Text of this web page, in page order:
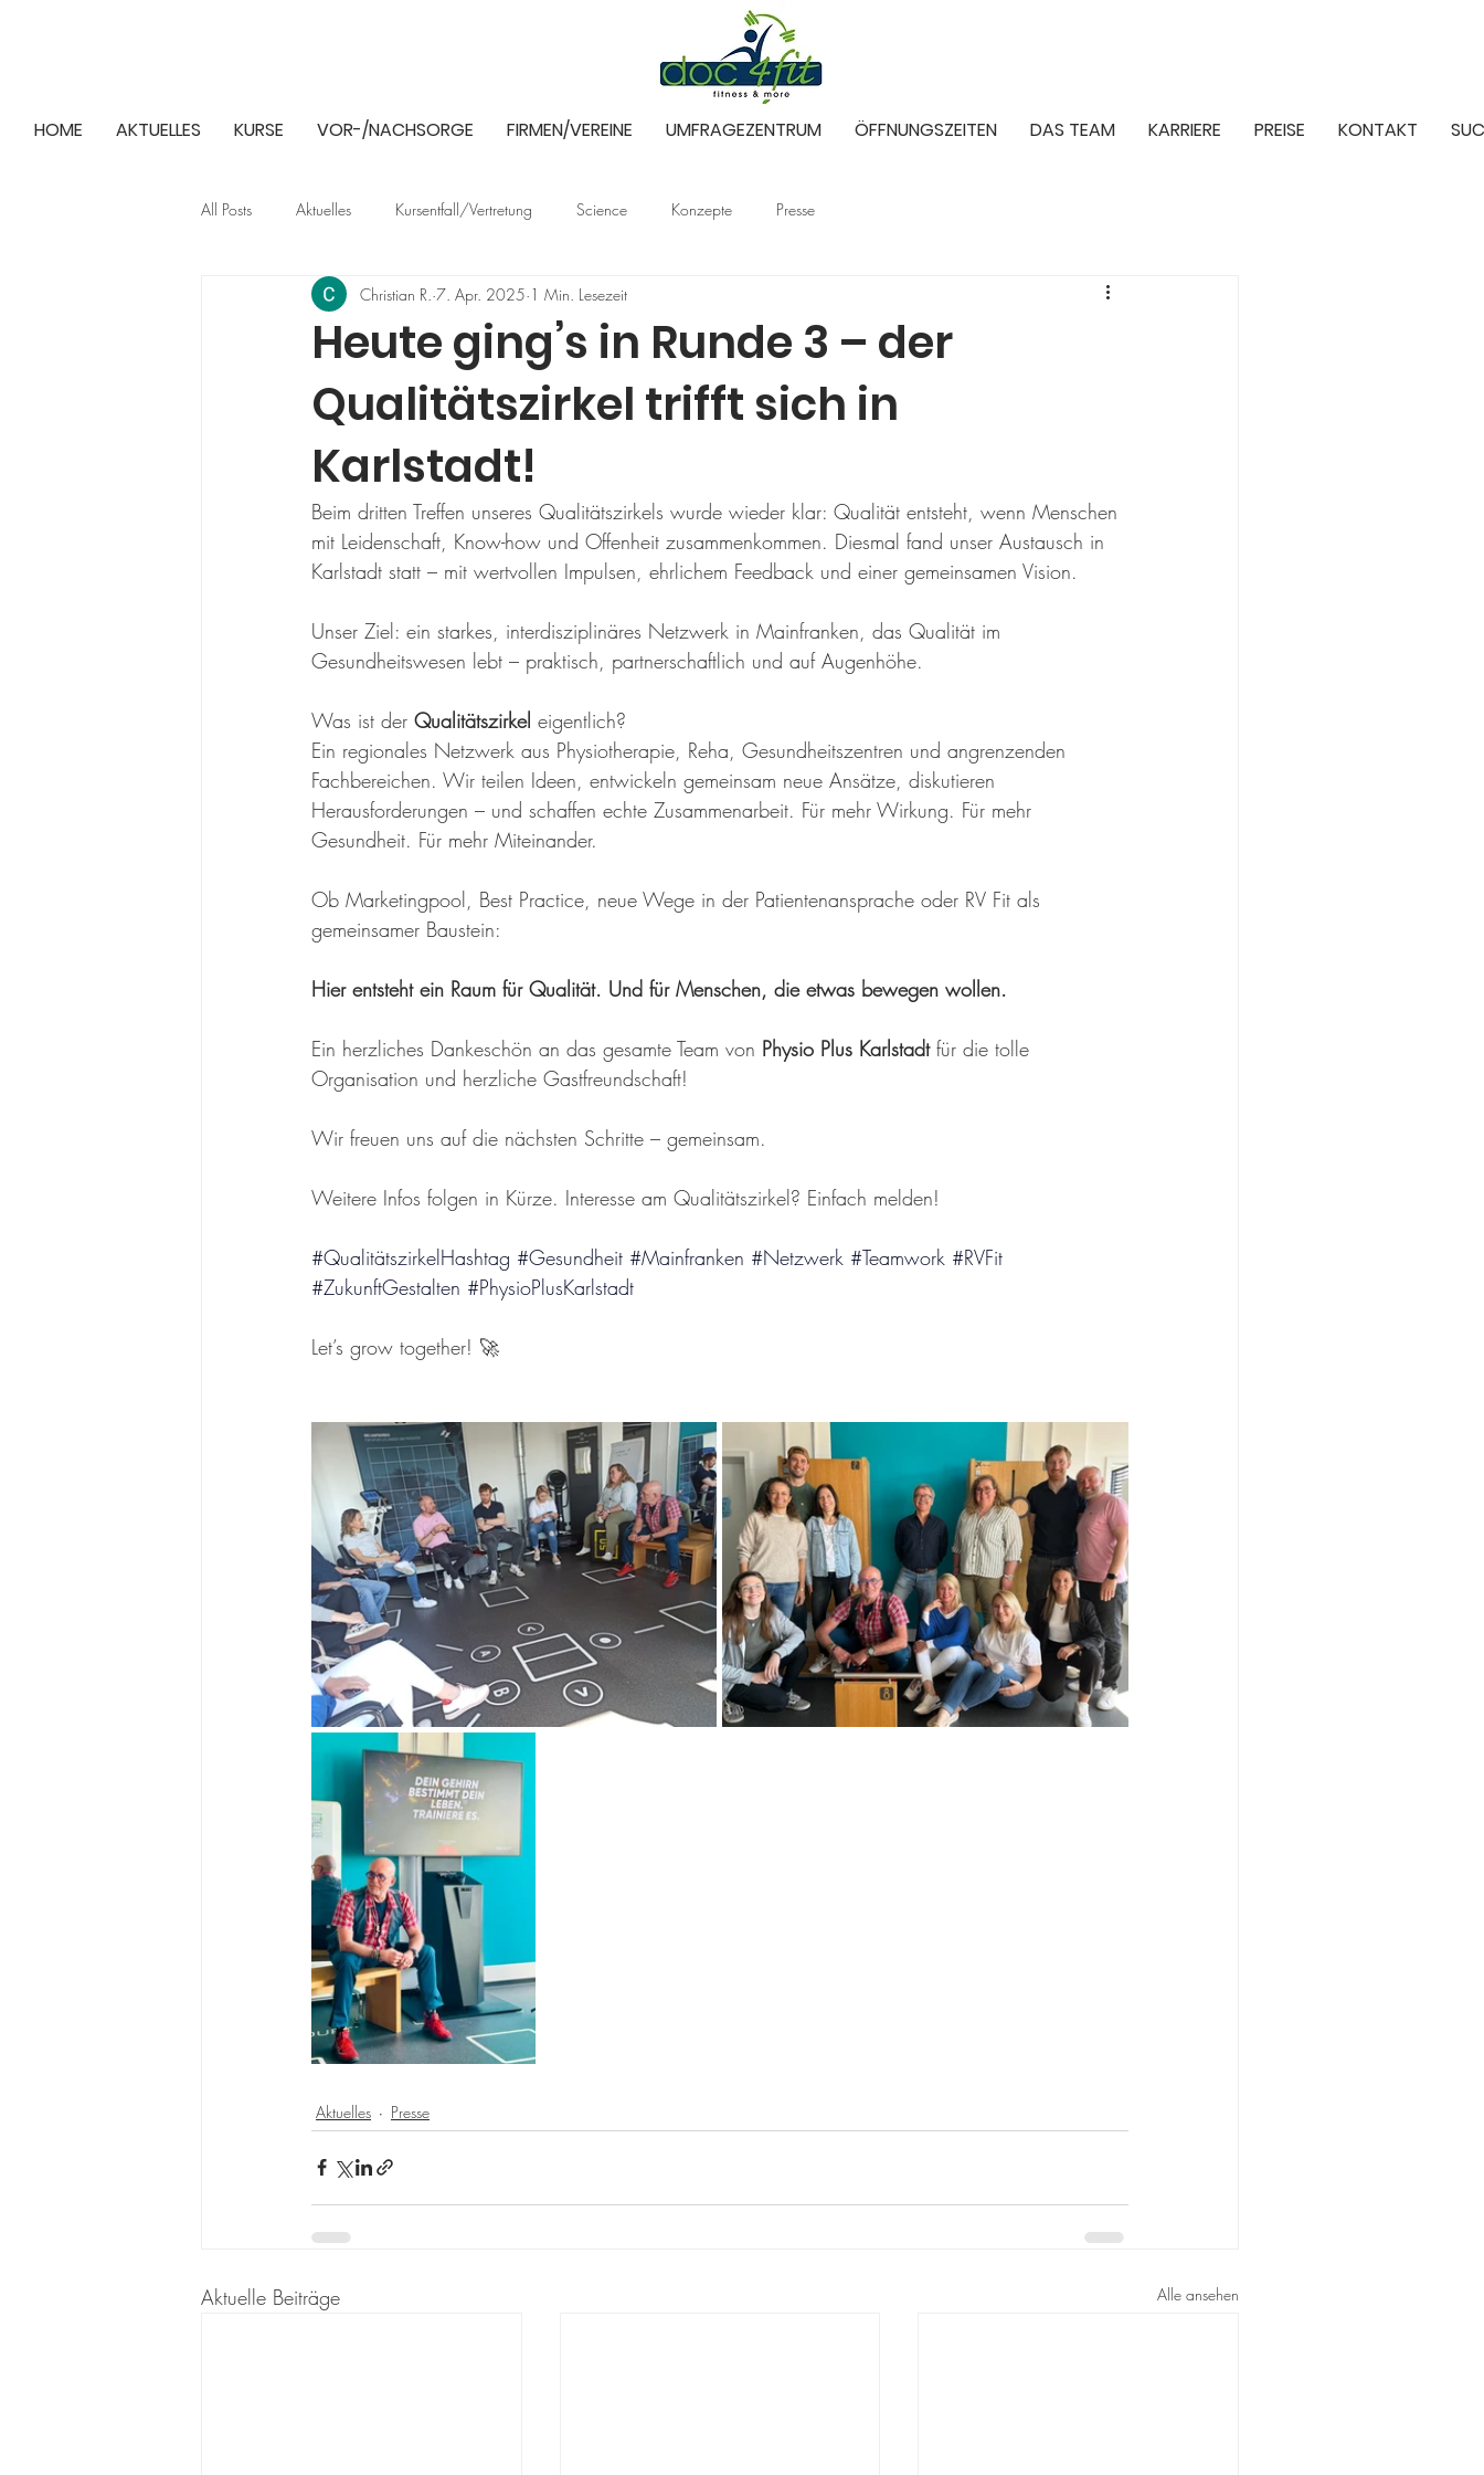
HOME AKTUELLES KURSE VOR-/NACHSORGE FIRMEN/VEREINE UMFRAGEZENTRUM ÖFFNUNGSZEITEN DAS TEAM KARRIERE PREISE KONTAKT
All Posts Aktuelles Kursentfall/Vertretung Science Konzepte Presse
Heute ging’s in Runde 3 – der
Qualitätszirkel trifft sich in
Karlstadt!
Christian R. 7. Apr. 2025 1 Min. Lesezeit
Beim dritten Treffen unseres Qualitätszirkels wurde wieder klar: Qualität entsteht, wenn Menschen
mit Leidenschaft, Know-how und Offenheit zusammenkommen. Diesmal fand unser Austausch in
Karlstadt statt – mit wertvollen Impulsen, ehrlichem Feedback und einer gemeinsamen Vision.
Unser Ziel: ein starkes, interdisziplinäres Netzwerk in Mainfranken, das Qualität im
Gesundheitswesen lebt – praktisch, partnerschaftlich und auf Augenhöhe.
Was ist der Qualitätszirkel eigentlich?
Ein regionales Netzwerk aus Physiotherapie, Reha, Gesundheitszentren und angrenzenden
Fachbereichen. Wir teilen Ideen, entwickeln gemeinsam neue Ansätze, diskutieren
Herausforderungen – und schaffen echte Zusammenarbeit. Für mehr Wirkung. Für mehr
Gesundheit. Für mehr Miteinander.
Ob Marketingpool, Best Practice, neue Wege in der Patientenansprache oder RV Fit als
gemeinsamer Baustein:
Hier entsteht ein Raum für Qualität. Und für Menschen, die etwas bewegen wollen.
Ein herzliches Dankeschön an das gesamte Team von Physio Plus Karlstadt für die tolle
Organisation und herzliche Gastfreundschaft!
Wir freuen uns auf die nächsten Schritte – gemeinsam.
Weitere Infos folgen in Kürze. Interesse am Qualitätszirkel? Einfach melden!
#QualitätszirkelHashtag #Gesundheit #Mainfranken #Netzwerk #Teamwork #RVFit
#ZukunftGestalten #PhysioPlusKarlstadt
Let’s grow together! 🚀
Aktuelles Presse
Aktuelle Beiträge Alle ansehen